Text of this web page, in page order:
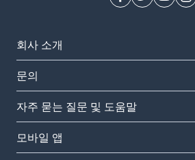
회사 소개
문의
자주 묻는 질문 및 도움말
모바일 앱